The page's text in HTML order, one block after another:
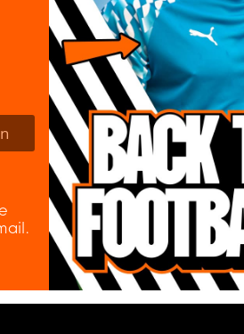
our newsletter.